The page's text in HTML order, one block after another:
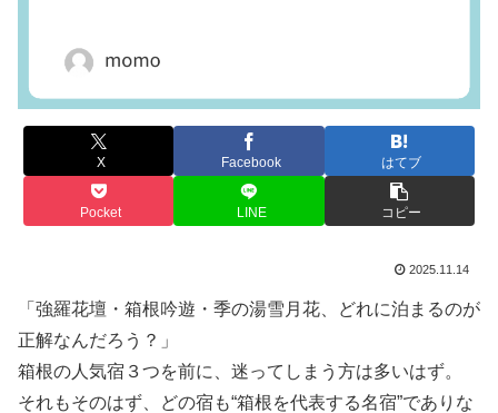
X Facebook はてブ
Pocket LINE コピー
2025.11.14
「強羅花壇・箱根吟遊・季の湯雪月花、どれに泊まるのが
正解なんだろう？」
箱根の人気宿３つを前に、迷ってしまう方は多いはず。
それもそのはず、どの宿も“箱根を代表する名宿”でありな